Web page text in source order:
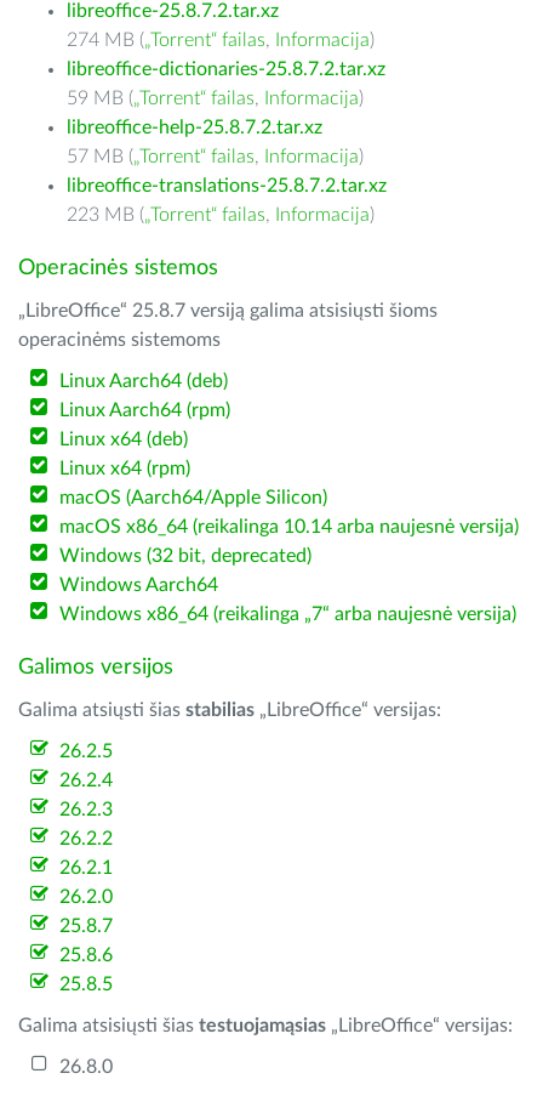
libreoffice-25.8.7.2.tar.xz
274 MB („Torrent“ failas, Informacija)
libreoffice-dictionaries-25.8.7.2.tar.xz
59 MB („Torrent“ failas, Informacija)
libreoffice-help-25.8.7.2.tar.xz
57 MB („Torrent“ failas, Informacija)
libreoffice-translations-25.8.7.2.tar.xz
223 MB („Torrent“ failas, Informacija)
Operacinės sistemos
„LibreOffice“ 25.8.7 versiją galima atsisiųsti šioms
operacinėms sistemoms
Linux Aarch64 (deb)
Linux Aarch64 (rpm)
Linux x64 (deb)
Linux x64 (rpm)
macOS (Aarch64/Apple Silicon)
macOS x86_64 (reikalinga 10.14 arba naujesnė versija)
Windows (32 bit, deprecated)
Windows Aarch64
Windows x86_64 (reikalinga „7“ arba naujesnė versija)
Galimos versijos
Galima atsiųsti šias stabilias „LibreOffice“ versijas:
26.2.5
26.2.4
26.2.3
26.2.2
26.2.1
26.2.0
25.8.7
25.8.6
25.8.5
Galima atsisiųsti šias testuojamąsias „LibreOffice“ versijas:
26.8.0